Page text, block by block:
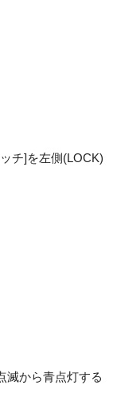
チ]を左側(LOCK)
から青点灯する